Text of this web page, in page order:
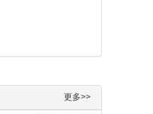
更多>>